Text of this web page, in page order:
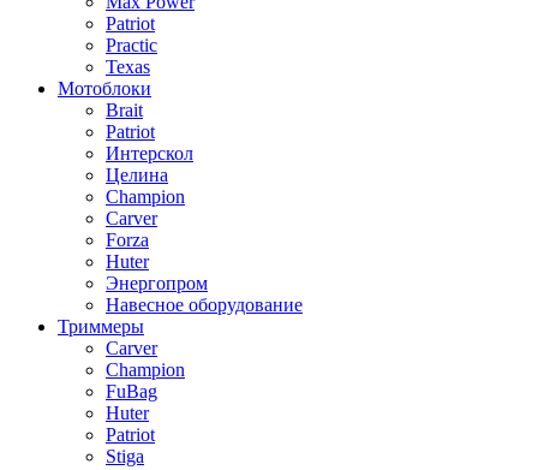
Patriot
Practic
Texas
Мотоблоки
Brait
Patriot
Интерскол
Целина
Champion
Carver
Forza
Huter
Энергопром
Навесное оборудование
Триммеры
Carver
Champion
FuBag
Huter
Patriot
Stiga